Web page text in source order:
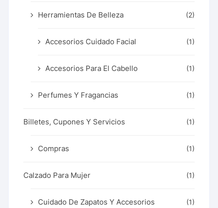
Herramientas De Belleza (2)
Accesorios Cuidado Facial (1)
Accesorios Para El Cabello (1)
Perfumes Y Fragancias (1)
Billetes, Cupones Y Servicios (1)
Compras (1)
Calzado Para Mujer (1)
Cuidado De Zapatos Y Accesorios (1)